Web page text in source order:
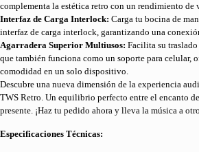
complementa la estética retro con un rendimiento de
Interfaz de Carga Interlock: Carga tu bocina de
interfaz de carga interlock, garantizando una
Agarradera Superior Multiusos: Facilita su traslado
que también funciona como un soporte para celular,
comodidad en un solo dispositivo.
Descubre una nueva dimensión de la experiencia
TWS Retro. Un equilibrio perfecto entre el encanto
presente. ¡Haz tu pedido ahora y lleva la música a
Especificaciones Técnicas: